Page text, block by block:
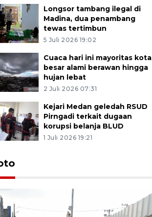
Longsor tambang ilegal di
Madina, dua penambang
tewas tertimbun
5 Juli 2026 19:02
Cuaca hari ini mayoritas kota
besar alami berawan hingga
hujan lebat
2 Juli 2026 07:31
Kejari Medan geledah RSUD
Pirngadi terkait dugaan
korupsi belanja BLUD
1 Juli 2026 19:21